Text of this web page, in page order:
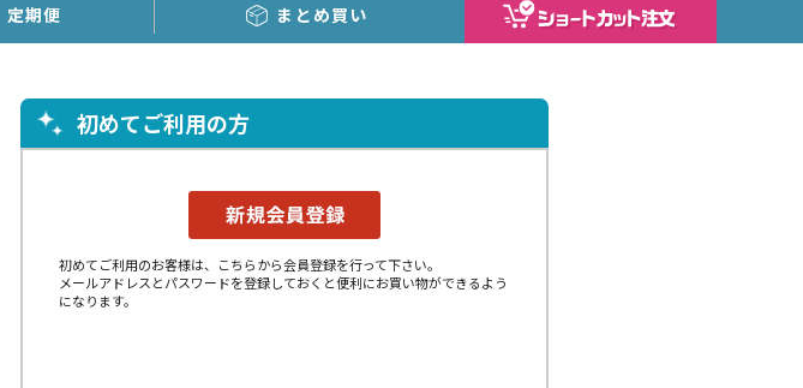
定期便 まとめ買い
初めてご利用の方
初めてご利用のお客様は、こちらから会員登録を行って下さい。
メールアドレスとパスワードを登録しておくと便利にお買い物ができるよう
になります。